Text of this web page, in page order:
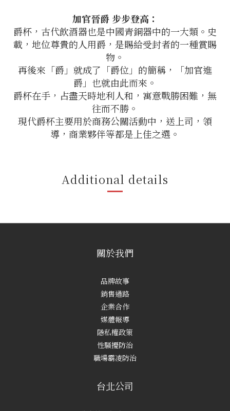
加官晉爵 步步登高：
爵杯，古代飲酒器也是中國青銅器中的一大類。史
載，地位尊貴的人用爵，是賜給受封者的一種賞賜
物。
再後來「爵」就成了「爵位」的簡稱，「加官進
爵」也就由此而來。
爵杯在手，占盡天時地利人和，寓意戰勝困難，無
往而不勝。
現代爵杯主要用於商務公關活動中，送上司，領
導，商業夥伴等都是上佳之選。
Additional details
關於我們
品牌故事
銷售通路
企業合作
媒體報導
隱私權政策
性騷擾防治
職場霸凌防治
台北公司